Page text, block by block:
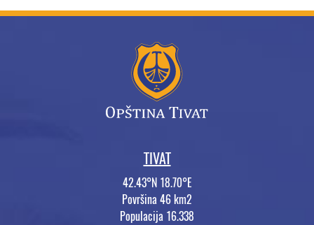
TIVAT
42.43°N 18.70°E
Površina 46 km2
Populacija 16.338